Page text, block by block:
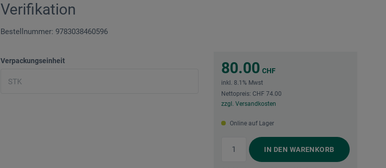
Verifikation
Bestellnummer: 9783038460596
Verpackungseinheit 80.00 CHF
inkl. 8.1% Mwst
Nettopreis: CHF 74.00
zzgl. Versandkosten
Online auf Lager
IN DEN WARENKORB